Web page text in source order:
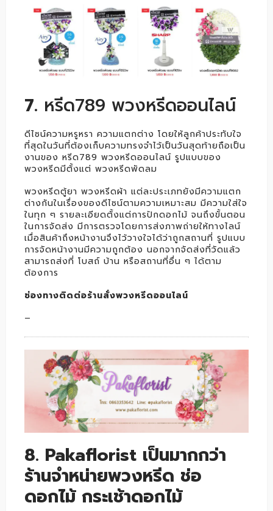
7. หรีด789 พวงหรีดออนไลน์
ดีไซน์ความหรูหรา ความแตกต่าง โดยให้ลูกค้าประทับใจ
ที่สุดในวันที่ต้องเก็บความทรงจำไว้เป็นวันสุดท้ายถือเป็น
งานของ หรีด789 พวงหรีดออนไลน์ รูปแบบของ
พวงหรีดมีตั้งแต่ พวงหรีดพัดลม
พวงหรีดตู้ยา พวงหรีดผ้า แต่ละประเภทยังมีความแตก
ต่างกันในเรื่องของดีไซน์ตามความเหมาะสม มีความใส่ใจ
ในทุก ๆ รายละเอียดตั้งแต่การปักดอกไม้ จนถึงขั้นตอน
ในการจัดส่ง มีการตรวจโดยการส่งภาพถ่ายให้ทางไลน์
เมื่อสินค้าถึงหน้างานจึงไว้วางใจได้ว่าถูกสถานที่ รูปแบบ
การจัดหน้างานมีความถูกต้อง นอกจากจัดส่งที่วัดแล้ว
สามารถส่งที่ โบสถ์ บ้าน หรือสถานที่อื่น ๆ ได้ตาม
ต้องการ
ช่องทางติดต่อร้านสั่งพวงหรีดออนไลน์
–
8. Pakaflorist เป็นมากกว่า
ร้านจำหน่ายพวงหรีด ช่อ
ดอกไม้ กระเช้าดอกไม้